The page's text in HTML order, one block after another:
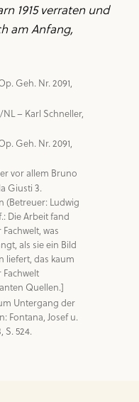
1915 verraten und
am Anfang,
Geh. Nr. 2091,
– Karl Schneller,
Geh. Nr. 2091,
vor allem Bruno
Giusti 3.
(Betreuer: Ludwig
Die Arbeit fand
was
als sie ein Bild
liefert, das kaum
Untergang der
Fontana, Josef u.
S. 524.